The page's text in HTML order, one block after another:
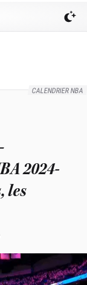
CALENDRIER NBA
2024-
les